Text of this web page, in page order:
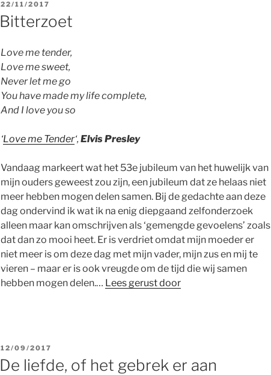
POSTED
ON
22/11/2017
Bitterzoet
Love me tender,
Love me sweet,
Never let me go
You have made my life complete,
And I love you so
‘Love me Tender‘,Elvis Presley
Vandaag markeert wat het 53e jubileum van het huwelijk van
mijn ouders geweest zou zijn, een jubileum dat ze helaas niet
meer hebben mogen delen samen. Bij de gedachte aan deze
dag ondervind ik wat ik na enig diepgaand zelfonderzoek
alleen maar kan omschrijven als ‘gemengde gevoelens’ zoals
dat dan zo mooi heet. Er is verdriet omdat mijn moeder er
niet meer is om deze dag met mijn vader, mijn zus en mij te
vieren – maar er is ook vreugde om de tijd die wij samen
hebben mogen delen.… Lees gerust door
POSTED
ON
12/09/2017
De liefde, of het gebrek er aan